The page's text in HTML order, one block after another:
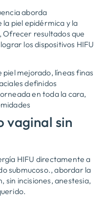
aborda
piel epidérmica y la
resultados que
los dispositivos HIFU
piel mejorado, líneas finas
definidos
en toda la cara,
vaginal sin
HIFU directamente a
submucoso., abordar la
sin incisiones, anestesia,